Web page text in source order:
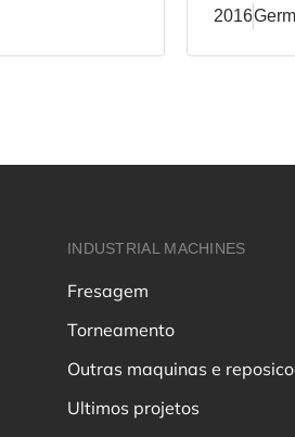
2016
INDUSTRIAL MACHINES
Fresagem
Torneamento
Outras maquinas e
Ultimos projetos